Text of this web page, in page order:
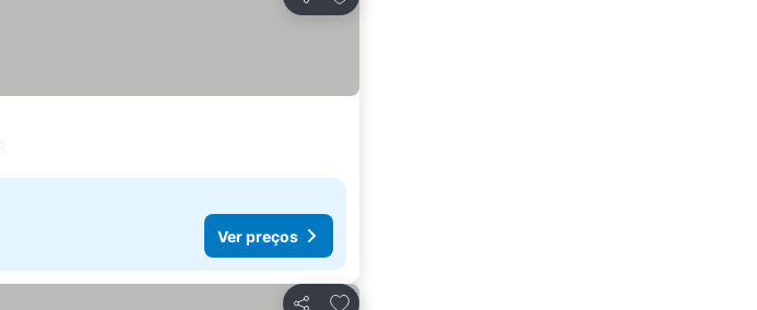
Partilhar
Ver preços
Adicionar aos favoritos